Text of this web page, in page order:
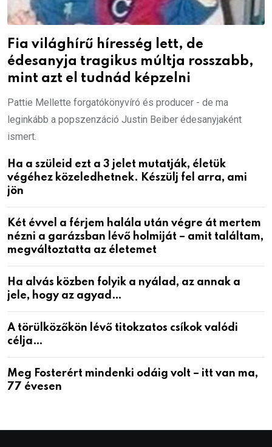
Fia világhírű híresség lett, de
édesanyja tragikus múltja rosszabb,
mint azt el tudnád képzelni
Pattie Mellette forgatókönyvíró és producer - de ma
leginkább a popszenzáció Justin Beiber édesanyjaként
ismert.
Ha a szüleid ezt a 3 jelet mutatják, életük
végéhez közeledhetnek. Készülj fel arra, ami
jön
Két évvel a férjem halála után végre át mertem
nézni a garázsban lévő holmiját – amit találtam,
megváltoztatta az életemet
Ha alvás közben folyik a nyálad, az annak a
jele, hogy az agyad…
A törülközőkön lévő titokzatos csíkok valódi
célja…
Meg Fosterért mindenki odáig volt – itt van ma,
77 évesen